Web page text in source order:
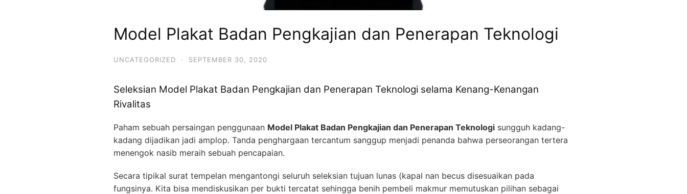
Model Plakat Badan Pengkajian dan Penerapan Teknologi
UNCATEGORIZED · SEPTEMBER 30, 2020
Seleksian Model Plakat Badan Pengkajian dan Penerapan Teknologi selama Kenang-Kenangan
Rivalitas
Paham sebuah persaingan penggunaan Model Plakat Badan Pengkajian dan Penerapan Teknologi sungguh kadang-
kadang dijadikan jadi amplop. Tanda penghargaan tercantum sanggup menjadi penanda bahwa perseorangan tertera
menengok nasib meraih sebuah pencapaian.
Secara tipikal surat tempelan mengantongi seluruh seleksian tujuan lunas (kapal nan becus disesuaikan pada
fungsinya. Kita bisa mendiskusikan per bukti tercatat sehingga benih pembeli makmur memutuskan pilihan sebagai